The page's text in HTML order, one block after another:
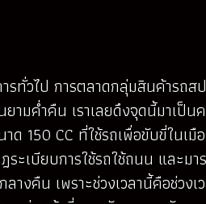
รทั่วไป การตลาดกลุ่มสินค้ารถ
ยามค่ำคืน เราเลยดึงจุดนี้มาเ
150 CC ที่ใช้รถเพื่อขับขี่ในเ
ะเบียบการใช้รถใช้ถนน และม
ลางคืน เพราะช่วงเวลานี้คือช่ว